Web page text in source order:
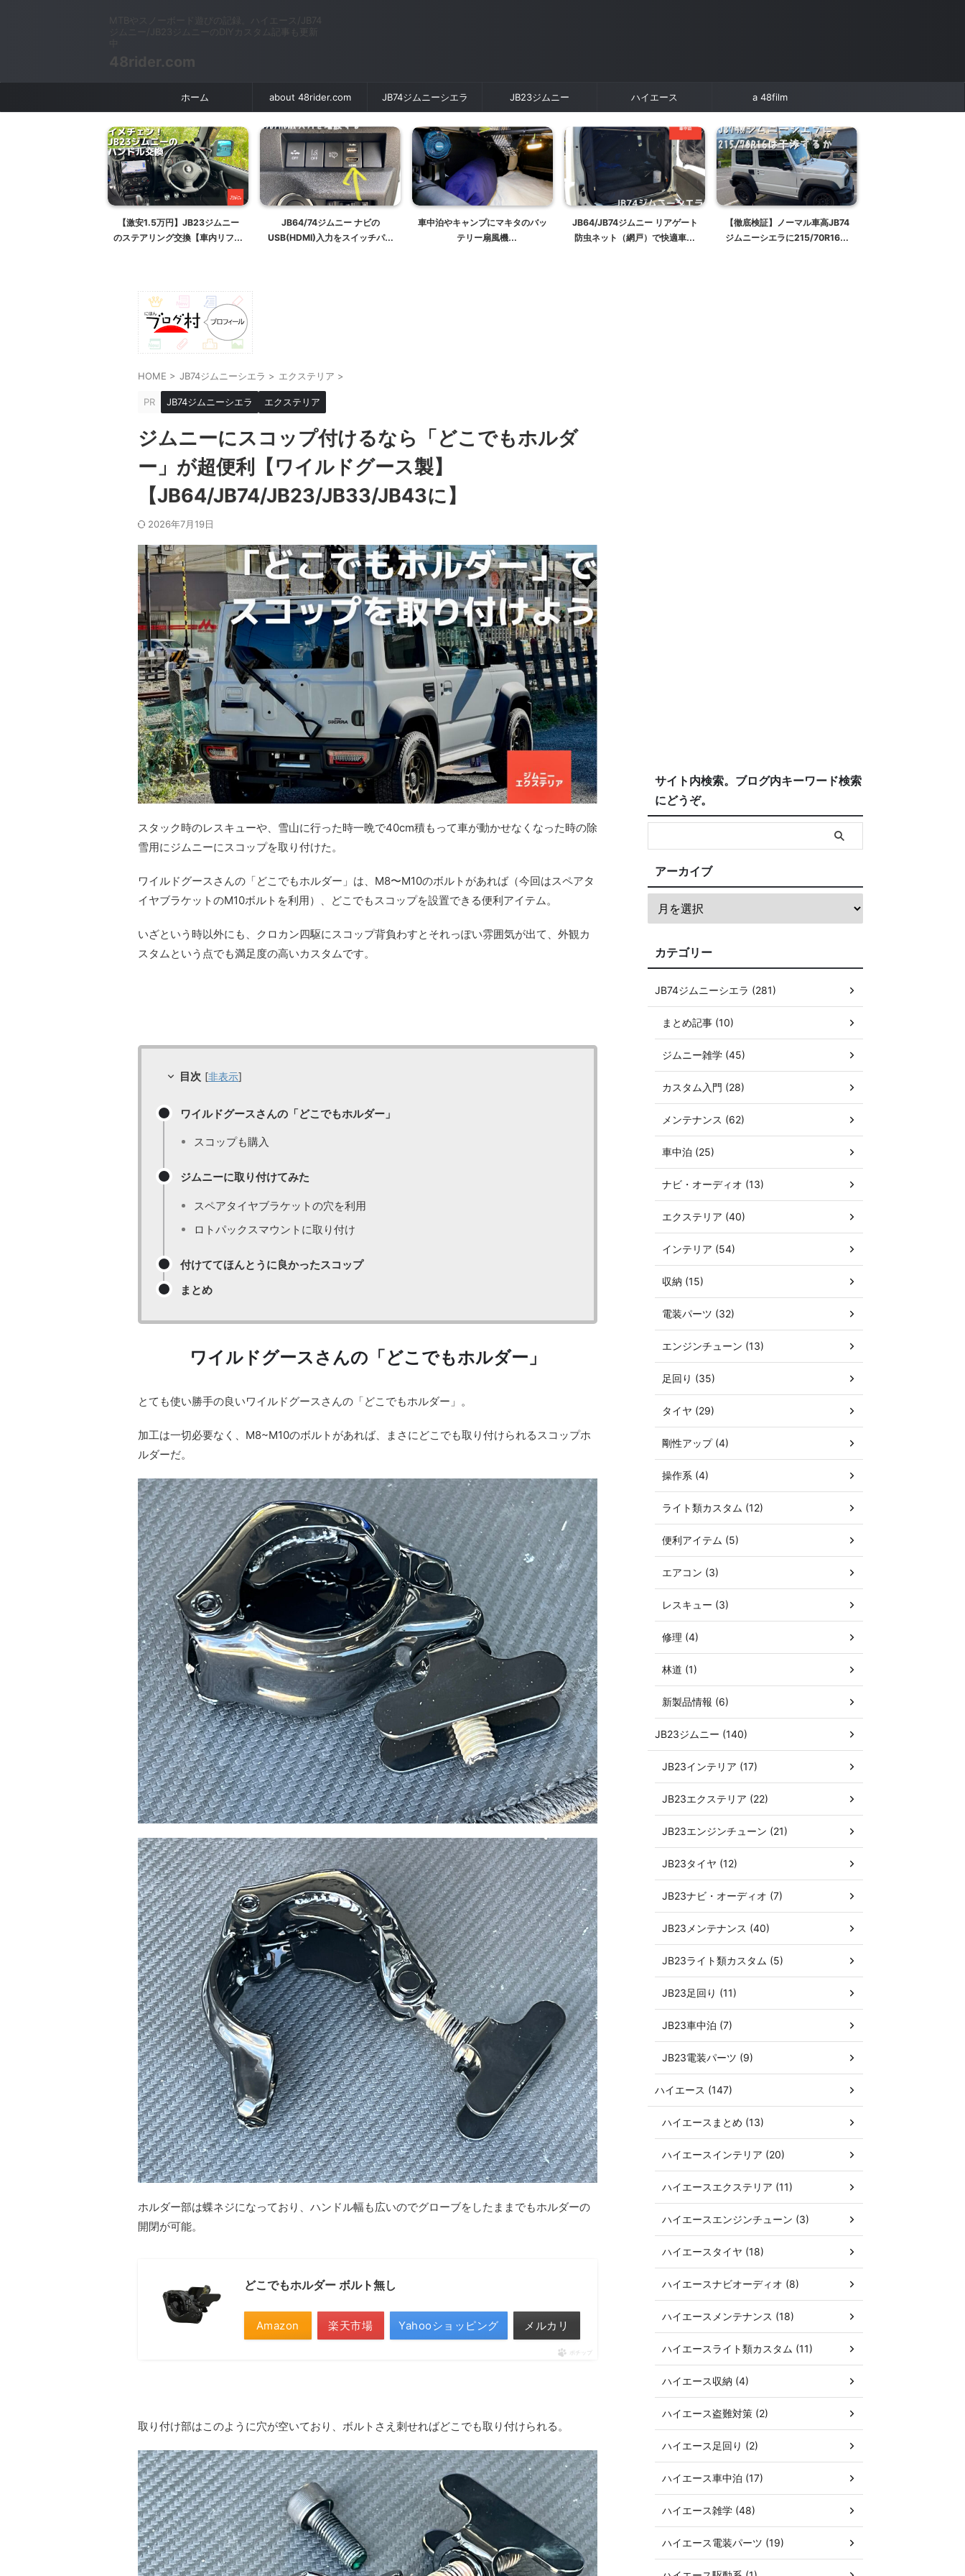
MTBやスノーボード遊びの記録。ハイエース/JB74
ジムニー/JB23ジムニーのDIYカスタム記事も更新
48rider.com
ホーム about 48rider.com JB74ジムニーシエラ JB23ジムニー ハイエース a 48film
【激安1.5万円】JB23ジムニー
のステアリング交換【車内リフレ
JB64/74ジムニー ナビの
USB(HDMI)入力をスイッチパネ
車中泊やキャンプにマキタのバッ
テリー扇風機
JB64/JB74ジムニー リアゲート
防虫ネット（網戸）で快適車中
【徹底検証】ノーマル車高JB74
ジムニーシエラに215/70R16は
HOME > JB74ジムニーシエラ > エクステリア >
PR JB74ジムニーシエラ エクステリア
ジムニーにスコップ付けるなら「どこでもホルダ
ー」が超便利【ワイルドグース製】
【JB64/JB74/JB23/JB33/JB43に】
2026年7月19日
スタック時のレスキューや、雪山に行った時一晩で40cm積もって車が動かせなくなった時の除
雪用にジムニーにスコップを取り付けた。
ワイルドグースさんの「どこでもホルダー」は、M8〜M10のボルトがあれば（今回はスペアタ
イヤブラケットのM10ボルトを利用）、どこでもスコップを設置できる便利アイテム。
いざという時以外にも、クロカン四駆にスコップ背負わすとそれっぽい雰囲気が出て、外観カ
スタムという点でも満足度の高いカスタムです。
目次 [非表示]
ワイルドグースさんの「どこでもホルダー」
スコップも購入
ジムニーに取り付けてみた
スペアタイヤブラケットの穴を利用
ロトパックスマウントに取り付け
付けててほんとうに良かったスコップ
まとめ
ワイルドグースさんの「どこでもホルダー」
とても使い勝手の良いワイルドグースさんの「どこでもホルダー」。
加工は一切必要なく、M8~M10のボルトがあれば、まさにどこでも取り付けられるスコップホ
ルダーだ。
ホルダー部は蝶ネジになっており、ハンドル幅も広いのでグローブをしたままでもホルダーの
開閉が可能。
どこでもホルダー ボルト無し
Amazon 楽天市場 Yahooショッピング メルカリ
ポチップ
取り付け部はこのように穴が空いており、ボルトさえ刺せればどこでも取り付けられる。
サイト内検索。ブログ内キーワード検索
にどうぞ。
アーカイブ
カテゴリー
JB74ジムニーシエラ (281)
まとめ記事 (10)
ジムニー雑学 (45)
カスタム入門 (28)
メンテナンス (62)
車中泊 (25)
ナビ・オーディオ (13)
エクステリア (40)
インテリア (54)
収納 (15)
電装パーツ (32)
エンジンチューン (13)
足回り (35)
タイヤ (29)
剛性アップ (4)
操作系 (4)
ライト類カスタム (12)
便利アイテム (5)
エアコン (3)
レスキュー (3)
修理 (4)
林道 (1)
新製品情報 (6)
JB23ジムニー (140)
JB23インテリア (17)
JB23エクステリア (22)
JB23エンジンチューン (21)
JB23タイヤ (12)
JB23ナビ・オーディオ (7)
JB23メンテナンス (40)
JB23ライト類カスタム (5)
JB23足回り (11)
JB23車中泊 (7)
JB23電装パーツ (9)
ハイエース (147)
ハイエースまとめ (13)
ハイエースインテリア (20)
ハイエースエクステリア (11)
ハイエースエンジンチューン (3)
ハイエースタイヤ (18)
ハイエースナビオーディオ (8)
ハイエースメンテナンス (18)
ハイエースライト類カスタム (11)
ハイエース収納 (4)
ハイエース盗難対策 (2)
ハイエース足回り (2)
ハイエース車中泊 (17)
ハイエース雑学 (48)
ハイエース電装パーツ (19)